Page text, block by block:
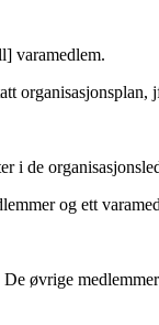
varamedlem.
organisasjonsplan,
i de
og ett
øvrige